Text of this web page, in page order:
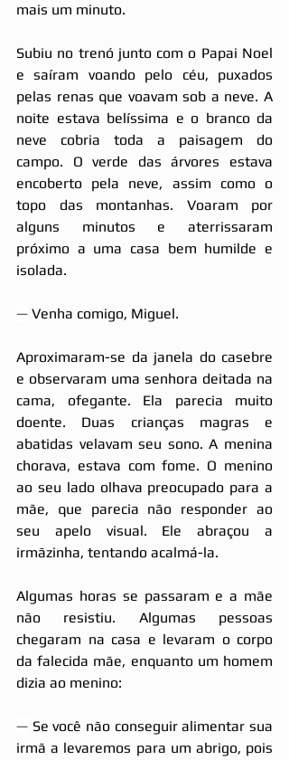
mais um minuto.
Subiu no trenó junto com o Papai Noel
e saíram voando pelo céu, puxados
pelas renas que voavam sob a neve. A
noite estava belíssima e o branco da
neve cobria toda a paisagem do
campo. O verde das árvores estava
encoberto pela neve, assim como o
topo das montanhas. Voaram por
alguns minutos e aterrissaram
próximo a uma casa bem humilde e
isolada.
— Venha comigo, Miguel.
Aproximaram-se da janela do casebre
e observaram uma senhora deitada na
cama, ofegante. Ela parecia muito
doente. Duas crianças magras e
abatidas velavam seu sono. A menina
chorava, estava com fome. O menino
ao seu lado olhava preocupado para a
mãe, que parecia não responder ao
seu apelo visual. Ele abraçou a
irmãzinha, tentando acalmá-la.
Algumas horas se passaram e a mãe
não resistiu. Algumas pessoas
chegaram na casa e levaram o corpo
da falecida mãe, enquanto um homem
dizia ao menino:
— Se você não conseguir alimentar sua
irmã a levaremos para um abrigo, pois